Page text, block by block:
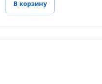
В корзину